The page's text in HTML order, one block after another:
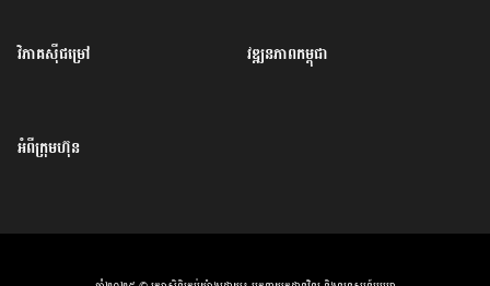
វិភាគសុីជម្រៅ វឌ្ឍនភាពកម្ពុជា
អំពីក្រុមហ៊ុន